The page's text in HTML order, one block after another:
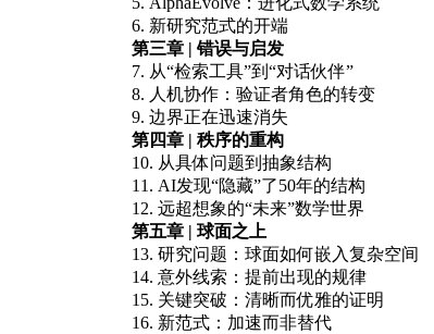
6. 新研究范式的开端
第三章 | 错误与启发
7. 从“检索工具”到“对话伙伴”
8. 人机协作：验证者角色的转变
9. 边界正在迅速消失
第四章 | 秩序的重构
10. 从具体问题到抽象结构
11. AI发现“隐藏”了50年的结构
12. 远超想象的“未来”数学世界
第五章 | 球面之上
13. 研究问题：球面如何嵌入复杂空间
14. 意外线索：提前出现的规律
15. 关键突破：清晰而优雅的证明
16. 新范式：加速而非替代